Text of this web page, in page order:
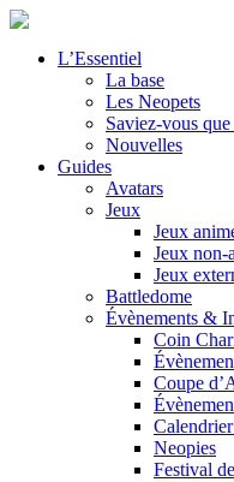
L’Essentiel
La base
Les Neopets
Saviez-vous que
Nouvelles
Guides
Avatars
Jeux
Jeux
Jeux non-
Jeux
Battledome
Évènements &
Coin
Coupe
Neopies
Festival